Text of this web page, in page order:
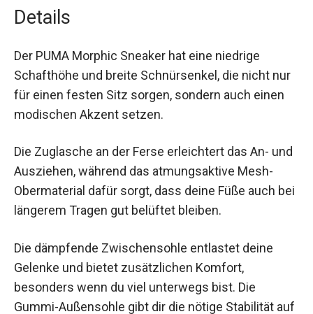
Details
Der PUMA Morphic Sneaker hat eine niedrige
Schafthöhe und breite Schnürsenkel, die nicht
nur für einen festen Sitz sorgen, sondern auch
einen modischen Akzent setzen.
Die Zuglasche an der Ferse erleichtert das An-
und Ausziehen, während das atmungsaktive
Mesh-Obermaterial dafür sorgt, dass deine Füße
auch bei längerem Tragen gut belüftet bleiben.
Die dämpfende Zwischensohle entlastet deine
Gelenke und bietet zusätzlichen Komfort,